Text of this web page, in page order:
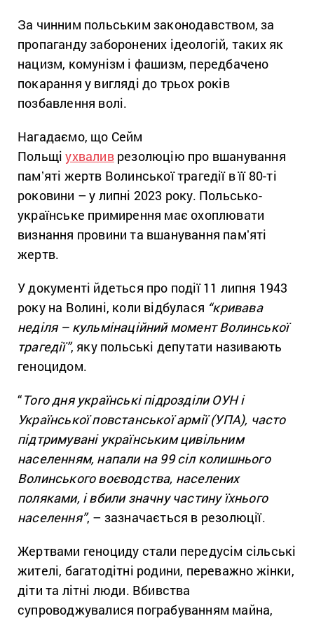
За чинним польським законодавством, за
пропаганду заборонених ідеологій, таких як
нацизм, комунізм і фашизм, передбачено
покарання у вигляді до трьох років
позбавлення волі.
Нагадаємо, що Сейм
Польщіухваливрезолюцію про вшанування
памʼяті жертв Волинської трагедії в її 80-ті
роковини – у липні 2023 року. Польсько-
українське примирення має охоплювати
визнання провини та вшанування памʼяті
жертв.
У документі йдеться про події 11 липня 1943
року на Волині, коли відбулася “кривава
неділя – кульмінаційний момент Волинської
трагедії”, яку польські депутати називають
геноцидом.
“Того дня українські підрозділи ОУН і
Української повстанської армії (УПА), часто
підтримувані українським цивільним
населенням, напали на 99 сіл колишнього
Волинського воєводства, населених
поляками, і вбили значну частину їхнього
населення”, – зазначається в резолюції.
Жертвами геноциду стали передусім сільські
жителі, багатодітні родини, переважно жінки,
діти та літні люди. Вбивства
супроводжувалися пограбуванням майна,